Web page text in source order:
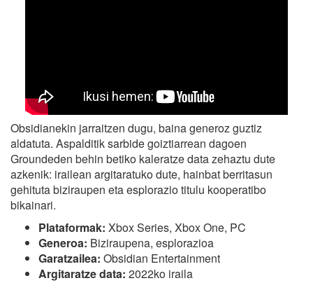
Obsidianekin jarraitzen dugu, baina generoz guztiz
aldatuta. Aspalditik sarbide goiztiarrean dagoen
Groundeden behin betiko kaleratze data zehaztu dute
azkenik: irailean argitaratuko dute, hainbat berritasun
gehituta biziraupen eta esplorazio titulu kooperatibo
bikainari.
Plataformak: Xbox Series, Xbox One, PC
Generoa: Biziraupena, esplorazioa
Garatzailea: Obsidian Entertainment
Argitaratze data: 2022ko iraila